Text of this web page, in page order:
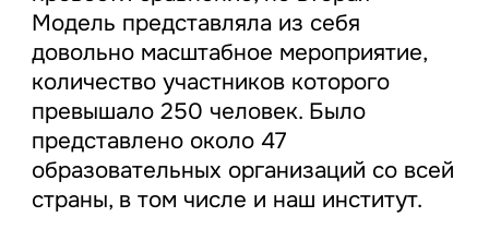
Модель представляла из себя
довольно масштабное мероприятие,
количество участников которого
превышало 250 человек. Было
представлено около 47
образовательных организаций со всей
страны, в том числе и наш институт.